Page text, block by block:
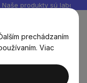
prechádzaním
Viac
Naše produkty sú
košík
zdravia